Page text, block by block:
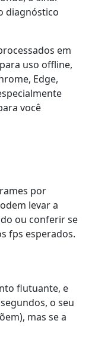
diagnóstico
em
uso offline,
Edge,
você
por
levar a
ou conferir se
fps esperados.
flutuante, e
o seu
mas se a